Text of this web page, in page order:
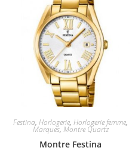
Festina,Horlogerie,Horlogerie femme,
Marques, Montre Quartz
Montre Festina